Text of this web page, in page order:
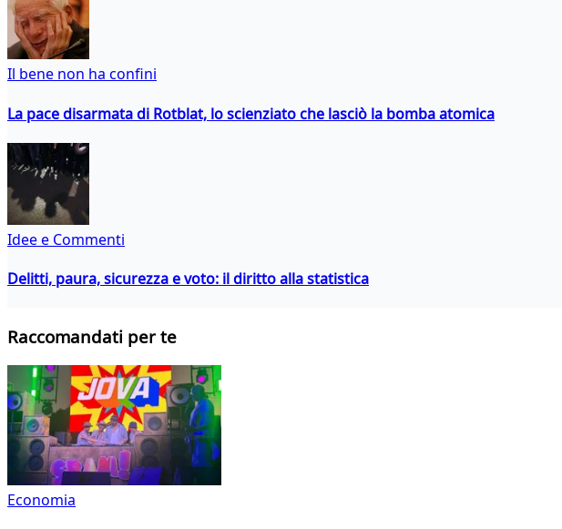
Il bene non ha confini
La pace disarmata di Rotblat, lo scienziato che lasciò la bomba atomica
Idee e Commenti
Delitti, paura, sicurezza e voto: il diritto alla statistica
Raccomandati per te
Economia